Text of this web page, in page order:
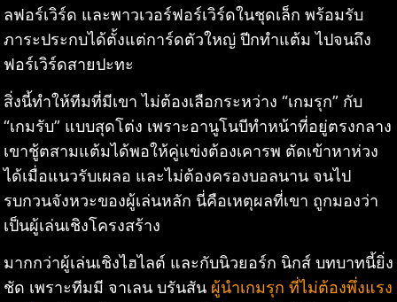
ลฟอร์เวิร์ด และพาวเวอร์ฟอร์เวิร์ดในชุดเล็ก พร้อมรับ
ภาระประกบได้ตั้งแต่การ์ดตัวใหญ่ ปีกทำแต้ม ไปจนถึง
ฟอร์เวิร์ดสายปะทะ
สิ่งนี้ทำให้ทีมที่มีเขา ไม่ต้องเลือกระหว่าง “เกมรุก” กับ
“เกมรับ” แบบสุดโต่ง เพราะอานูโนบีทำหน้าที่อยู่ตรงกลาง
เขาชู้ตสามแต้มได้พอให้คู่แข่งต้องเคารพ ตัดเข้าหาห่วง
ได้เมื่อแนวรับเผลอ และไม่ต้องครองบอลนาน จนไป
รบกวนจังหวะของผู้เล่นหลัก นี่คือเหตุผลที่เขา ถูกมองว่า
เป็นผู้เล่นเชิงโครงสร้าง
มากกว่าผู้เล่นเชิงไฮไลต์ และกับนิวยอร์ก นิกส์ บทบาทนี้ยิ่ง
ชัด เพราะทีมมี จาเลน บรันสัน ผู้นำเกมรุก ที่ไม่ต้องพึ่งแรง